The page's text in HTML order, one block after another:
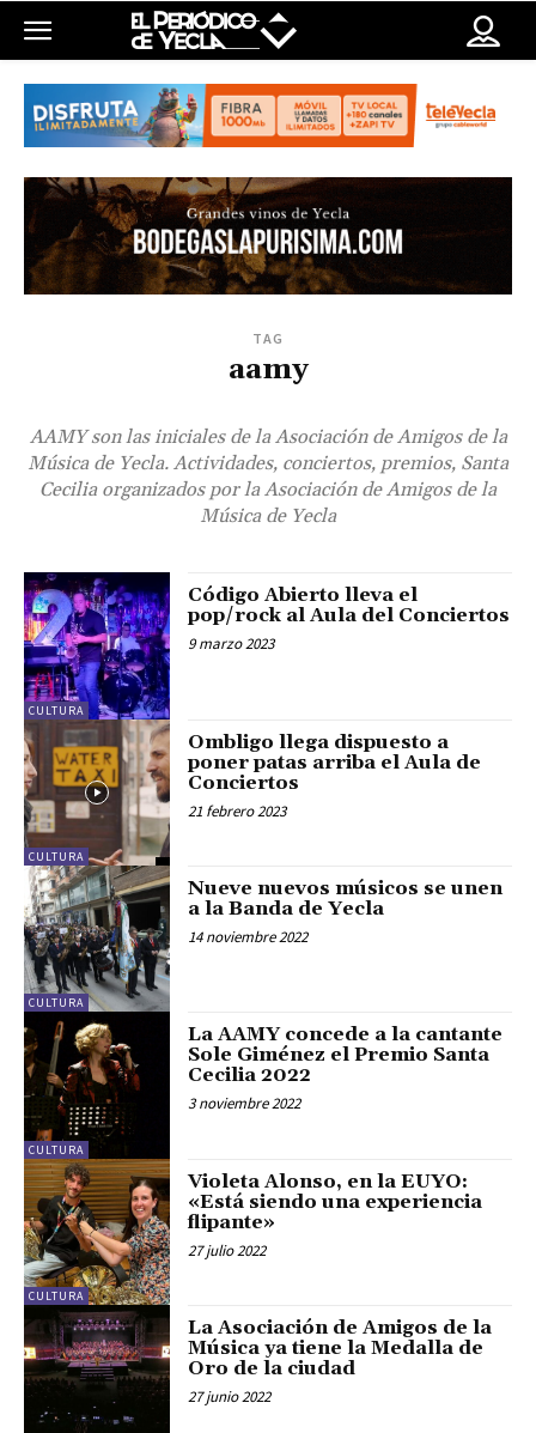
TAG
aamy
AAMY son las iniciales de la Asociación de Amigos de la
Música de Yecla. Actividades, conciertos, premios, Santa
Cecilia organizados por la Asociación de Amigos de la
Música de Yecla
CULTURA
Código Abierto lleva el
pop/rock al Aula del Conciertos
9 marzo 2023
CULTURA
Ombligo llega dispuesto a
poner patas arriba el Aula de
Conciertos
21 febrero 2023
CULTURA
Nueve nuevos músicos se unen
a la Banda de Yecla
14 noviembre 2022
CULTURA
La AAMY concede a la cantante
Sole Giménez el Premio Santa
Cecilia 2022
3 noviembre 2022
CULTURA
Violeta Alonso, en la EUYO:
«Está siendo una experiencia
flipante»
27 julio 2022
La Asociación de Amigos de la
Música ya tiene la Medalla de
Oro de la ciudad
27 junio 2022